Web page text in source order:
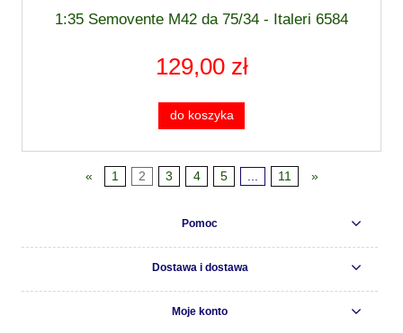
1:35 Semovente M42 da 75/34 - Italeri 6584
129,00 zł
do koszyka
« 1 2 3 4 5 ... 11 »
Pomoc
Dostawa i dostawa
Moje konto